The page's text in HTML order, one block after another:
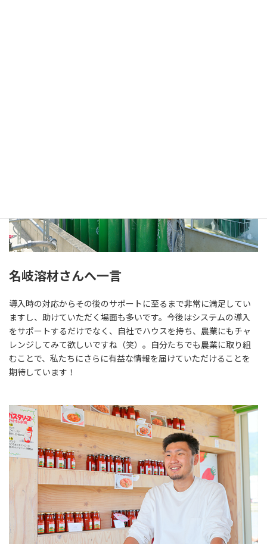
名岐溶材さんへ一言
導入時の対応からその後のサポートに至るまで非常に満足してい
ますし、助けていただく場面も多いです。今後はシステムの導入
をサポートするだけでなく、自社でハウスを持ち、農業にもチャ
レンジしてみて欲しいですね（笑）。自分たちでも農業に取り組
むことで、私たちにさらに有益な情報を届けていただけることを
期待しています！